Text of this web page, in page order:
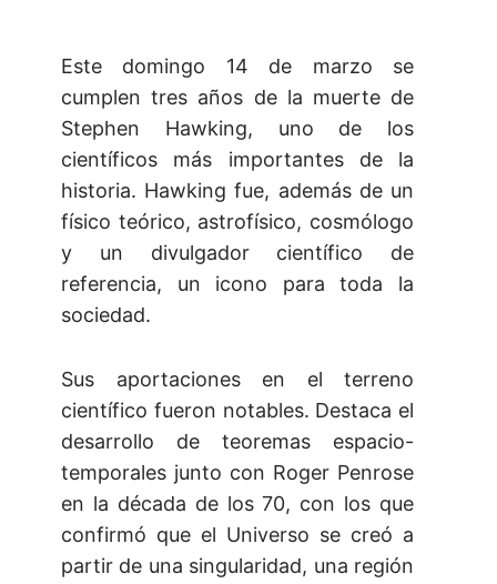
Este domingo 14 de marzo se
cumplen tres años de la muerte de
Stephen Hawking, uno de los
científicos más importantes de la
historia. Hawking fue, además de un
físico teórico, astrofísico, cosmólogo
y un divulgador científico de
referencia, un icono para toda la
sociedad.
Sus aportaciones en el terreno
científico fueron notables. Destaca el
desarrollo de teoremas espacio-
temporales junto con Roger Penrose
en la década de los 70, con los que
confirmó que el Universo se creó a
partir de una singularidad, una región